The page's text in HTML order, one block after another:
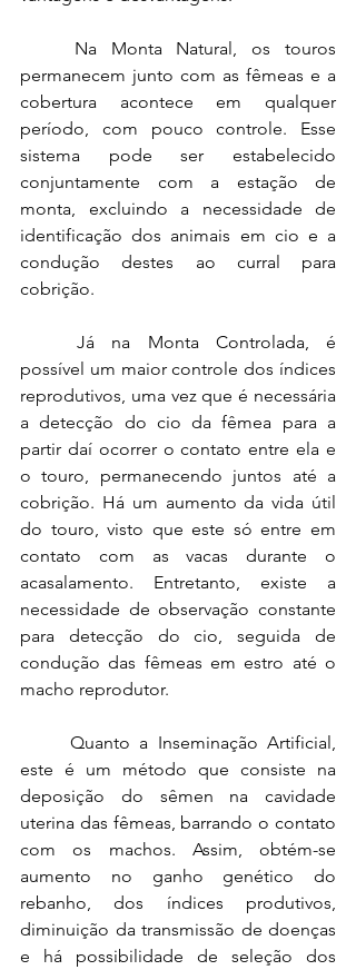
Na Monta Natural, os touros
permanecem junto com as fêmeas e a
cobertura acontece em qualquer
período, com pouco controle. Esse
sistema pode ser estabelecido
conjuntamente com a estação de
monta, excluindo a necessidade de
identificação dos animais em cio e a
condução destes ao curral para
cobrição.
Já na Monta Controlada, é
possível um maior controle dos índices
reprodutivos, uma vez que é necessária
a detecção do cio da fêmea para a
partir daí ocorrer o contato entre ela e
o touro, permanecendo juntos até a
cobrição. Há um aumento da vida útil
do touro, visto que este só entre em
contato com as vacas durante o
acasalamento. Entretanto, existe a
necessidade de observação constante
para detecção do cio, seguida de
condução das fêmeas em estro até o
macho reprodutor.
Quanto a Inseminação Artificial,
este é um método que consiste na
deposição do sêmen na cavidade
uterina das fêmeas, barrando o contato
com os machos. Assim, obtém-se
aumento no ganho genético do
rebanho, dos índices produtivos,
diminuição da transmissão de doenças
e há possibilidade de seleção dos